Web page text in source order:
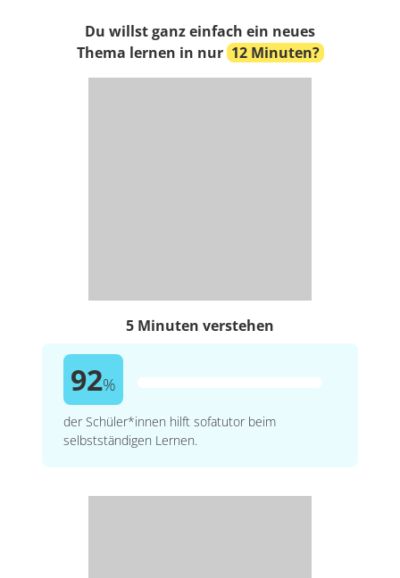
Du willst ganz einfach ein neues
Thema lernen in nur 12 Minuten?
5 Minuten verstehen
92%
der Schüler*innen hilft sofatutor beim
selbstständigen Lernen.